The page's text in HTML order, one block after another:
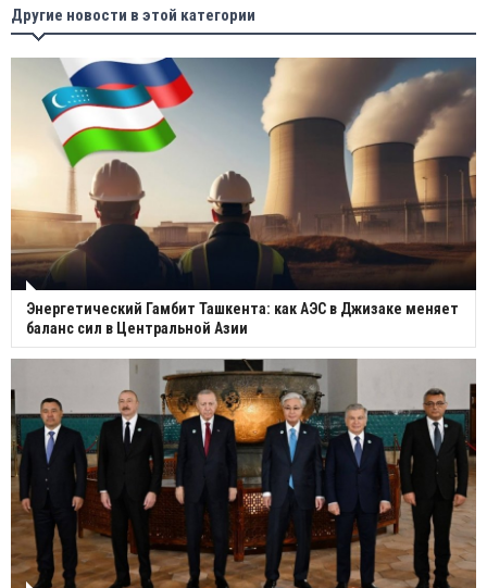
Другие новости в этой категории
Энергетический Гамбит Ташкента: как АЭС в Джизаке меняет
баланс сил в Центральной Азии